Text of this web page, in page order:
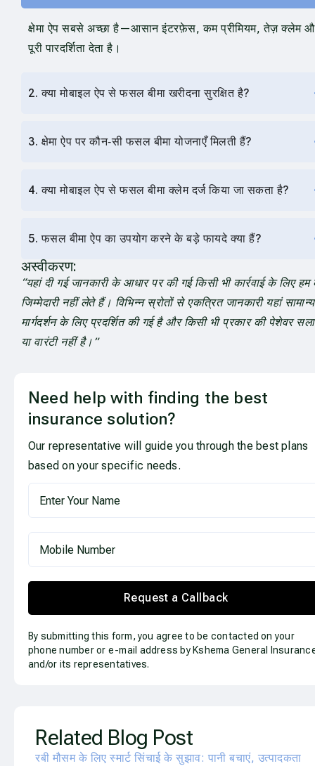
क्षेमा ऐप सबसे अच्छा है—आसान इंटरफ़ेस, कम प्रीमियम, तेज़ क्लेम
पूरी पारदर्शिता देता है।
2. क्या मोबाइल ऐप से फसल बीमा खरीदना सुरक्षित है?
3. क्षेमा ऐप पर कौन‑सी फसल बीमा योजनाएँ मिलती हैं?
4. क्या मोबाइल ऐप से फसल बीमा क्लेम दर्ज किया जा सकता है?
5. फसल बीमा ऐप का उपयोग करने के बड़े फायदे क्या हैं?
अस्वीकरण:
“यहां दी गई जानकारी के आधार पर की गई किसी भी कार्रवाई के लिए हम
जिम्मेदारी नहीं लेते हैं। विभिन्न स्रोतों से एकत्रित जानकारी यहां सामान्य
मार्गदर्शन के लिए प्रदर्शित की गई है और किसी भी प्रकार की पेशेवर
या वारंटी नहीं है।”
Need help with finding the best
insurance solution?
Our representative will guide you through the best plans
based on your specific needs.
Request a Callback
By submitting this form, you agree to be contacted on your
phone number or e-mail address by Kshema General
and/or its representatives.
Related Blog Post
रबी मौसम के लिए स्मार्ट सिंचाई के सुझाव: पानी बचाएं, उत्पादकता